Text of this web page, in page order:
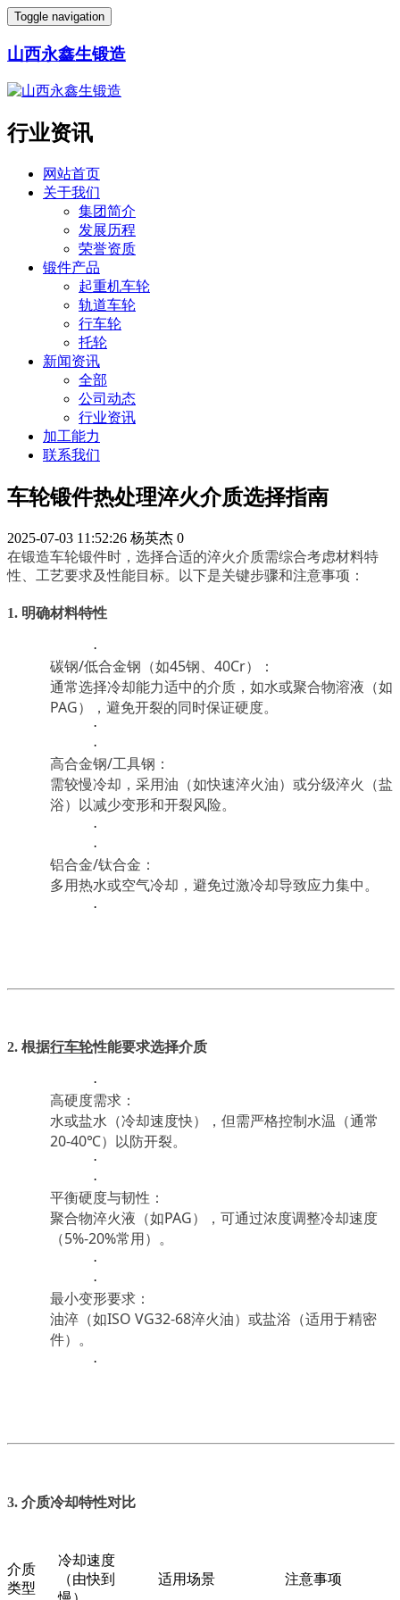
Toggle navigation
山西永鑫生锻造
行业资讯
网站首页
关于我们
集团简介
发展历程
荣誉资质
锻件产品
起重机车轮
轨道车轮
行车轮
托轮
新闻资讯
全部
公司动态
行业资讯
加工能力
联系我们
车轮锻件热处理淬火介质选择指南
2025-07-03 11:52:26 杨英杰 0
在锻造车轮锻件时，选择合适的淬火介质需综合考虑材料特
性、工艺要求及性能目标。以下是关键步骤和注意事项：
1. 明确材料特性
·
碳钢/低合金钢（如45钢、40Cr）：
通常选择冷却能力适中的介质，如水或聚合物溶液（如
PAG），避免开裂的同时保证硬度。
·
·
高合金钢/工具钢：
需较慢冷却，采用油（如快速淬火油）或分级淬火（盐
浴）以减少变形和开裂风险。
·
·
铝合金/钛合金：
多用热水或空气冷却，避免过激冷却导致应力集中。
·
2. 根据行车轮性能要求选择介质
·
高硬度需求：
水或盐水（冷却速度快），但需严格控制水温（通常
20-40℃）以防开裂。
·
·
平衡硬度与韧性：
聚合物淬火液（如PAG），可通过浓度调整冷却速度
（5%-20%常用）。
·
·
最小变形要求：
油淬（如ISO VG32-68淬火油）或盐浴（适用于精密
件）。
·
3. 介质冷却特性对比
介质
类型
冷却速度
（由快到
适用场景 注意事项